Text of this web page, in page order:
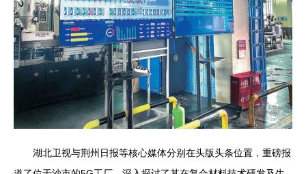
湖北卫视与荆州日报等核心媒体分别在头版头条位置，重磅报